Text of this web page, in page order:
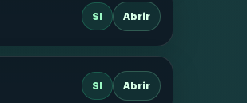
SI Abrir
SI Abrir